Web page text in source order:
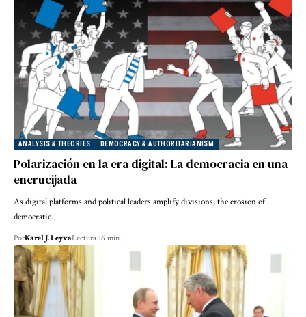
ANALYSIS & THEORIES DEMOCRACY & AUTHORITARIANISM
Polarización en la era digital: La democracia en una
encrucijada
As digital platforms and political leaders amplify divisions, the erosion of
democratic…
PorKarel J. LeyvaLectura 16 min.